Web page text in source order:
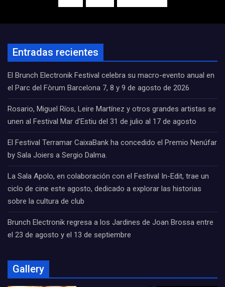
Entradas recientes
El Brunch Electronik Festival celebra su macro-evento anual en
el Parc del Fòrum Barcelona 7, 8 y 9 de agosto de 2026
Rosario, Miguel Ríos, Leire Martínez y otros grandes artistas se
unen al Festival Mar d’Estiu del 31 de julio al 17 de agosto
El Festival Terramar CaixaBank ha concedido el Premio Nenúfar
by Sala Joiers a Sergio Dalma.
La Sala Apolo, en colaboración con el Festival In-Edit, trae un
ciclo de cine este agosto, dedicado a explorar las historias
sobre la cultura de club
Brunch Electronik regresa a los Jardines de Joan Brossa entre
el 23 de agosto y el 13 de septiembre
Gallery